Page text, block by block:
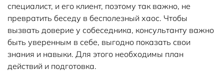
специалист, и его клиент, поэтому так важно, не
превратить беседу в бесполезный хаос. Чтобы
вызвать доверие у собеседника, консультанту важно
быть уверенным в себе, выгодно показать свои
знания и навыки. Для этого необходимы план
действий и подготовка.